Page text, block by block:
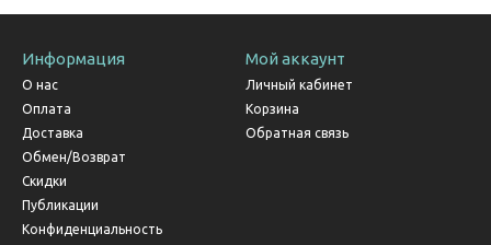
Информация
О нас
Оплата
Доставка
Обмен/Возврат
Скидки
Публикации
Конфиденциальность
Мой аккаунт
Личный кабинет
Корзина
Обратная связь